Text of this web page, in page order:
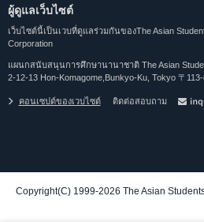
ผู้ดูแลเว็บไซต์
เว็บไซต์นี้เป็นเวบที่ดูแลร่วมกันของThe Asian
Corporation
แผนกสนับสนุนการศึกษานานาชาติ The Asian
2-12-13 Hon-Komagome,Bunkyo-Ku, Tokyo 〒
คอนเซปต์ของเวบไซต์ ติดต่อสอบถาม
Copyright(C) 1999-2026 The Asian